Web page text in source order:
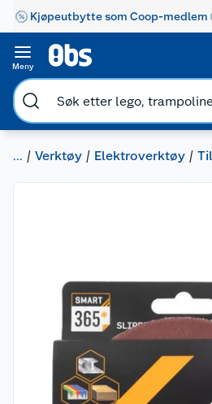
Kjøpeutbytte som Coop-medlem
Meny
... Verktøy Elektroverktøy